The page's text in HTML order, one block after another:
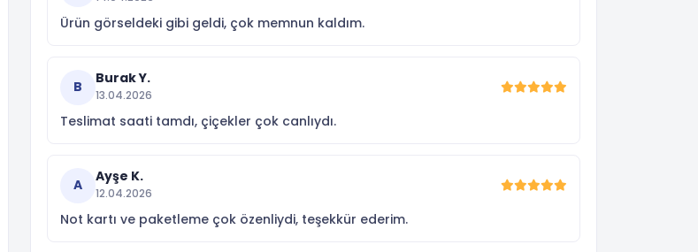
Ürün görseldeki gibi geldi, çok memnun kaldım.
B
Burak Y.
13.04.2026
Teslimat saati tamdı, çiçekler çok canlıydı.
A
Ayşe K.
12.04.2026
Not kartı ve paketleme çok özenliydi, teşekkür ederim.